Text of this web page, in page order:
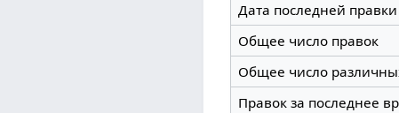
Дата последней правки
Общее число правок
Общее число
Правок за последнее